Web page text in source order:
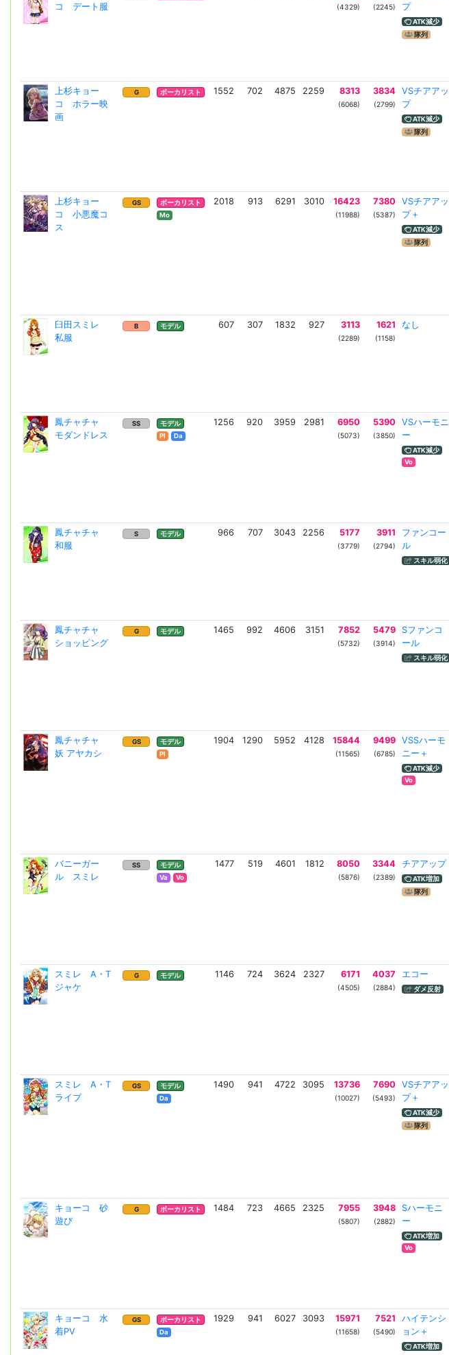
コ デート服
(4329) (2245)
プ
ATK減少
隊列
上杉キョー
コ ホラー映
画
G ボーカリスト 1552 702 4875 2259 8313
(6068)
3834
(2799)
VSチアアッ
プ
ATK減少
隊列
上杉キョー
コ 小悪魔コ
ス
GS
ボーカリスト
Mo
2018 913 6291 3010 16423
(11988)
7380
(5387)
VSチアアッ
プ＋
ATK減少
隊列
臼田スミレ
私服
B モデル 607 307 1832 927 3113
(2289)
1621
(1158)
なし
鳳チャチャ
モダンドレス
SS
モデル
Pl
Da
1256 920 3959 2981 6950
(5073)
5390
(3850)
VSハーモニ
ー
ATK減少
Vo
鳳チャチャ
和服
S モデル 966 707 3043 2256 5177
(3779)
3911
(2794)
ファンコー
ル
スキル弱化
鳳チャチャ
ショッピング
G モデル 1465 992 4606 3151 7852
(5732)
5479
(3914)
Sファンコ
ール
スキル弱化
鳳チャチャ
妖 アヤカシ
GS
モデル
Pl
1904 1290 5952 4128 15844
(11565)
9499
(6785)
VSSハーモ
ニー＋
ATK減少
Vo
バニーガー
ル スミレ
SS
モデル
Va
Vo
1477 519 4601 1812 8050
(5876)
3344
(2389)
チアアップ
ATK増加
隊列
スミレ A・T
ジャケ
G モデル 1146 724 3624 2327 6171
(4505)
4037
(2884)
エコー
ダメ反射
スミレ A・T
ライブ
GS
モデル
Da
1490 941 4722 3095 13736
(10027)
7690
(5493)
VSチアアッ
プ＋
ATK減少
隊列
キョーコ 砂
遊び
G ボーカリスト 1484 723 4665 2325 7955
(5807)
3948
(2882)
Sハーモニ
ー
ATK増加
Vo
キョーコ 水
着PV
GS
ボーカリスト
Da
1929 941 6027 3093 15971
(11658)
7521
(5490)
ハイテンシ
ョン＋
ATK増加